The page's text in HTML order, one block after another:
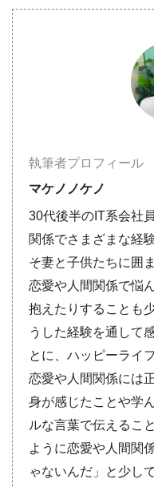
執筆者プロフィール
マケノノケノ
30代後半のIT系会社
関係でさまざまな経
そ妻と子供たちに囲
恋愛や人間関係で悩
抱えたりすることも
うした経験を通して
とに、ハッピーライ
恋愛や人間関係には
身が感じたことや学
ルな言葉で伝えるこ
ように恋愛や人間関
ゃないんだ」と少し